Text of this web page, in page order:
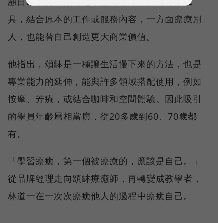
具，結合原本的工作或服務內容，一方面療癒別
人，也能替自己創造更大商業價值。
他指出，頌缽是一種讓生活慢下來的方法，也是
專業能力的延伸，能與許多領域搭配使用，例如
按摩、芳療，或結合咖啡和空間體驗。因此吸引
的學員年齡層相當廣，從20多歲到60、70歲都
有。
「學習療癒，第一個被療癒的，應該是自己。」
從品牌經理走向頌缽療癒師，再轉變成教學者，
林道一在一次次療癒他人的過程中療癒自己。